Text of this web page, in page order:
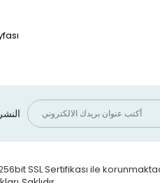
SSL Sertifikası ile